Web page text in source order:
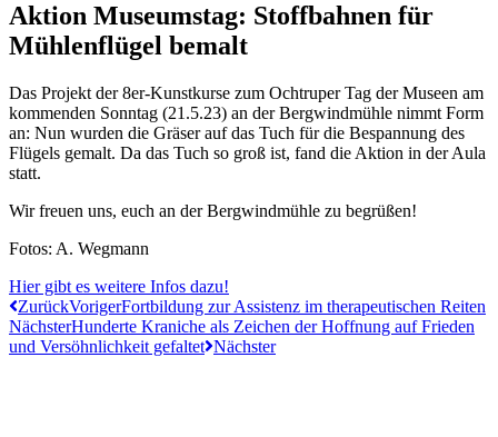
Aktion Museumstag: Stoffbahnen für
Mühlenflügel bemalt
Das Projekt der 8er-Kunstkurse zum Ochtruper Tag der Museen am
kommenden Sonntag (21.5.23) an der Bergwindmühle nimmt Form
an: Nun wurden die Gräser auf das Tuch für die Bespannung des
Flügels gemalt. Da das Tuch so groß ist, fand die Aktion in der Aula
statt.
Wir freuen uns, euch an der Bergwindmühle zu begrüßen!
Fotos: A. Wegmann
Hier gibt es weitere Infos dazu!
ZurückVorigerFortbildung zur Assistenz im therapeutischen Reiten
NächsterHunderte Kraniche als Zeichen der Hoffnung auf Frieden
und Versöhnlichkeit gefaltet Nächster